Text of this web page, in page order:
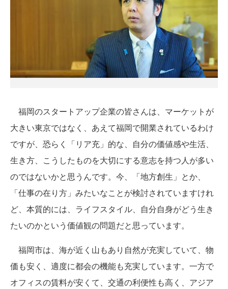
福岡のスタートアップ企業の皆さんは、マーケットが
大きい東京ではなく、あえて福岡で開業されているわけ
ですが、恐らく「リア充」的な、自分の価値感や生活、
生き方、こうしたものを大切にする意志を持つ人が多い
のではないかと思うんです。今、「地方創生」とか、
「仕事の在り方」みたいなことが検討されていますけれ
ど、本質的には、ライフスタイル、自分自身がどう生き
たいのかという価値観の問題だと思っています。
福岡市は、海が近く山もあり自然が充実していて、物
価も安く、適度に都会の機能も充実しています。一方で
オフィスの賃料が安くて、交通の利便性も高く、アジア